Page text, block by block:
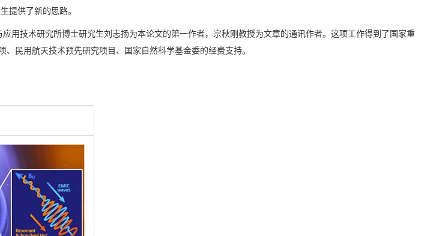
提供了新的思路。
技术研究所博士研究生刘志扬为本论文的第一作者，宗秋刚教授为文章的通讯作者。这项工作得到了国家重
、民用航天技术预先研究项目、国家自然科学基金委的经费支持。